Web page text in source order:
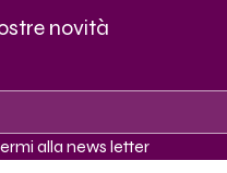
novità
alla news letter